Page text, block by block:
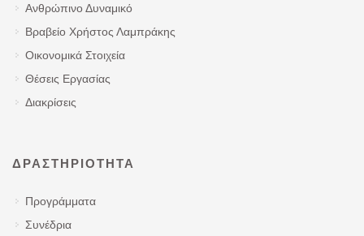
Ανθρώπινο Δυναμικό
Βραβείο Χρήστος Λαμπράκης
Οικονομικά Στοιχεία
Θέσεις Εργασίας
Διακρίσεις
ΔΡΑΣΤΗΡΙΌΤΗΤΑ
Προγράμματα
Συνέδρια